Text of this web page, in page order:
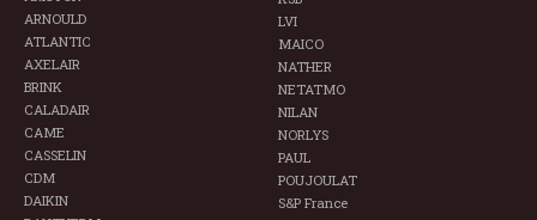
ARNOULD
ATLANTIC
AXELAIR
BRINK
CALADAIR
CAME
CASSELIN
CDM
DAIKIN
LVI
MAICO
NATHER
NETATMO
NILAN
NORLYS
PAUL
POUJOULAT
S&P France